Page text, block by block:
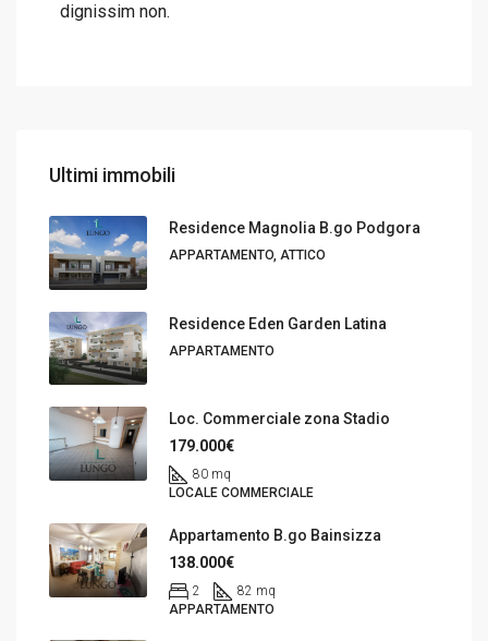
dignissim non.
Ultimi immobili
Residence Magnolia B.go Podgora
APPARTAMENTO, ATTICO
Residence Eden Garden Latina
APPARTAMENTO
Loc. Commerciale zona Stadio
179.000€
80 mq
LOCALE COMMERCIALE
Appartamento B.go Bainsizza
138.000€
2
82 mq
APPARTAMENTO